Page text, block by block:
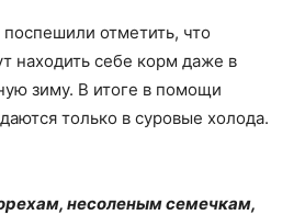
отметить, что
находить себе корм даже в
зиму. В итоге в помощи
только в суровые холода.
несоленым семечкам,